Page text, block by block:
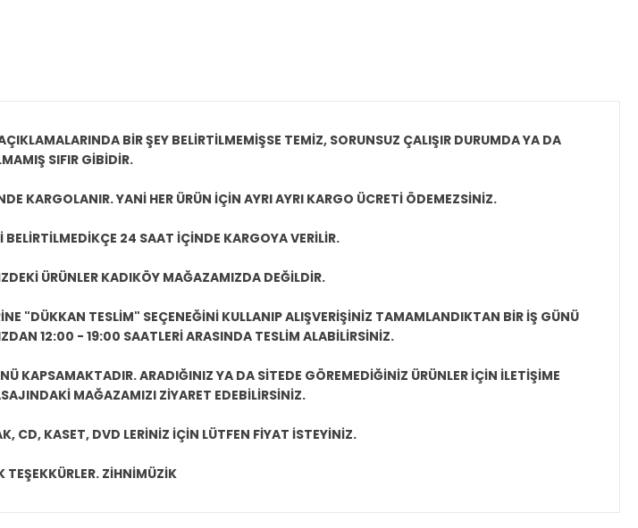
BİR ŞEY BELİRTİLMEMİŞSE TEMİZ, SORUNSUZ ÇALIŞIR DURUMDA YA DA
SIFIR GİBİDİR.
KARGOLANIR. YANİ HER ÜRÜN İÇİN AYRI AYRI KARGO ÜCRETİ ÖDEMEZSİNİZ.
24 SAAT İÇİNDE KARGOYA VERİLİR.
ÜRÜNLER KADIKÖY MAĞAZAMIZDA DEĞİLDİR.
"DÜKKAN TESLİM" SEÇENEĞİNİ KULLANIP ALIŞVERİŞİNİZ TAMAMLANDIKTAN BİR İŞ GÜNÜ
12:00 - 19:00 SAATLERİ ARASINDA TESLİM ALABİLİRSİNİZ.
KAPSAMAKTADIR. ARADIĞINIZ YA DA SİTEDE GÖREMEDİĞİNİZ ÜRÜNLER İÇİN İLETİŞİME
MAĞAZAMIZI ZİYARET EDEBİLİRSİNİZ.
CD, KASET, DVD LERİNİZ İÇİN LÜTFEN FİYAT İSTEYİNİZ.
ZİHNİMÜZİK